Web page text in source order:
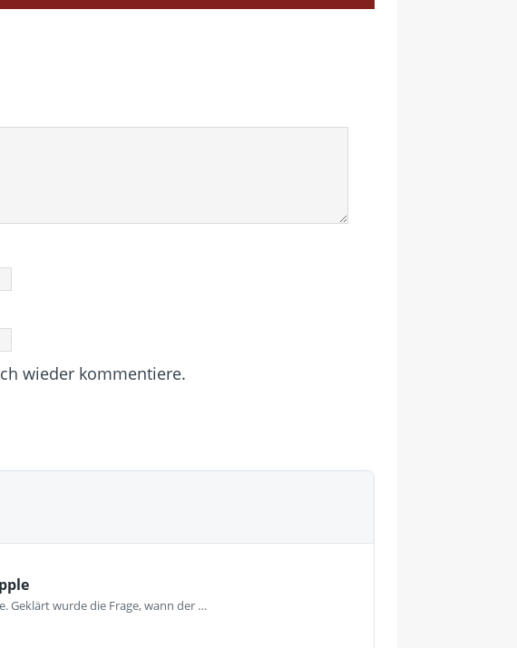
wieder kommentiere.
Geklärt wurde die Frage, wann der …